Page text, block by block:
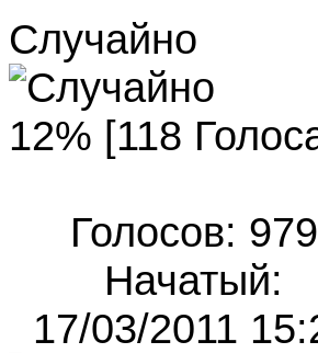
Случайно
12% [118
Голосов: 979
Начатый:
17/03/2011